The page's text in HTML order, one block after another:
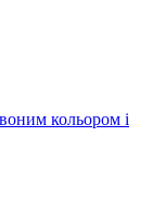
кольором і